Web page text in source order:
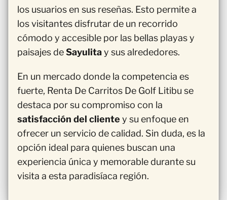
los usuarios en sus reseñas. Esto permite a
los visitantes disfrutar de un recorrido
cómodo y accesible por las bellas playas y
paisajes deSayulitay sus alrededores.
En un mercado donde la competencia es
fuerte, Renta De Carritos De Golf Litibu se
destaca por su compromiso con la
satisfacción del cliente y su enfoque en
ofrecer un servicio de calidad. Sin duda, es la
opción ideal para quienes buscan una
experiencia única y memorable durante su
visita a esta paradisíaca región.